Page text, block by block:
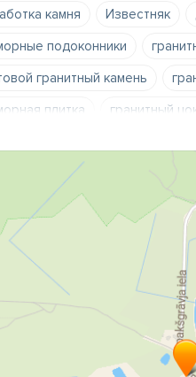
камня Известняк
подоконники
гранитный камень
плитка
гранитный